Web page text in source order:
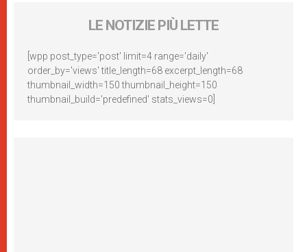
LE NOTIZIE PIÙ LETTE
[wpp post_type='post' limit=4 range='daily'
order_by='views' title_length=68 excerpt_length=68
thumbnail_width=150 thumbnail_height=150
thumbnail_build='predefined' stats_views=0]